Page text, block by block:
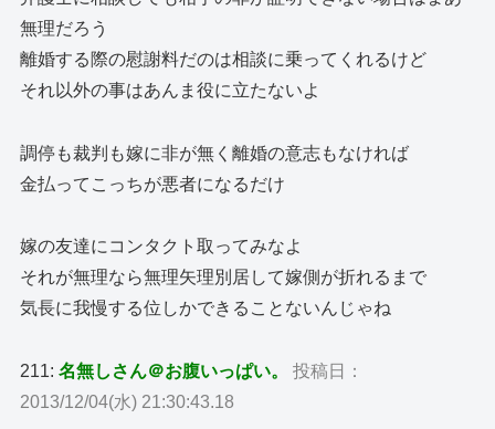
無理だろう
離婚する際の慰謝料だのは相談に乗ってくれるけど
それ以外の事はあんま役に立たないよ
調停も裁判も嫁に非が無く離婚の意志もなければ
金払ってこっちが悪者になるだけ
嫁の友達にコンタクト取ってみなよ
それが無理なら無理矢理別居して嫁側が折れるまで
気長に我慢する位しかできることないんじゃね
211:名無しさん＠お腹いっぱい。
投稿日：
2013/12/04(水) 21:30:43.18